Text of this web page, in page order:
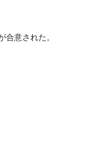
合意された。